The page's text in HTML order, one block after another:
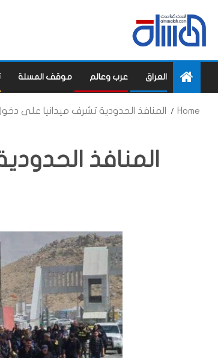
العراق عرب وعالم موقف المسلة
Home المنافذ الحدودية تشرف ميدانيا على دخول
المنافذ